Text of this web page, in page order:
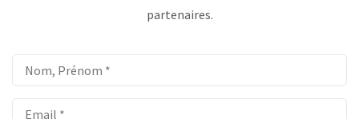
partenaires.